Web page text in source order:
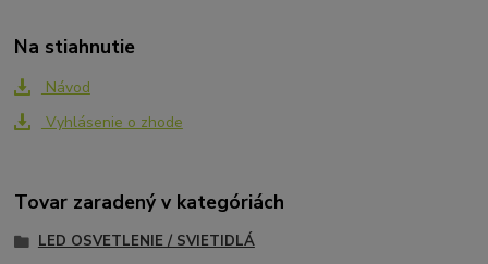
Na stiahnutie
Návod
Vyhlásenie o zhode
Tovar zaradený v kategóriách
LED OSVETLENIE / SVIETIDLÁ